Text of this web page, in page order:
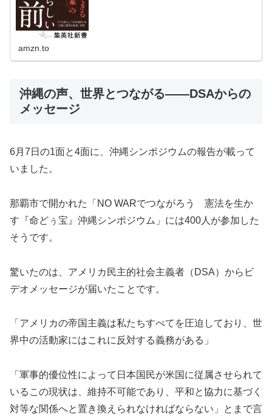
amzn.to
沖縄の声、世界とつながる――DSAからの
メッセージ
6月7日の1面と4面に、沖縄シンポジウムの報告が載って
いました。
那覇市で開かれた「NO WARでつながろう 憲法を生か
す『命どぅ宝』沖縄シンポジウム」には400人が参加した
そうです。
驚いたのは、アメリカ民主的社会主義者（DSA）からビ
デオメッセージが届いたことです。
「アメリカの帝国主義は私たちすべてを圧迫しており、世
界中の活動家にはこれに反対する義務がある」
「軍事的優位性によって日本国民が米国に従属させられて
いるこの現状は、維持不可能であり、平和と協力に基づく
対等な関係へと置き換えられなければならない」とまで言